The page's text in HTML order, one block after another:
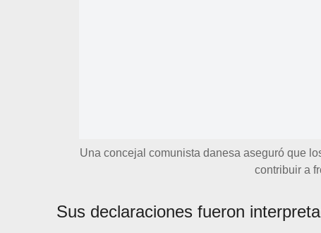
Una concejal comunista danesa aseguró que
contribuir a
Sus declaraciones fueron